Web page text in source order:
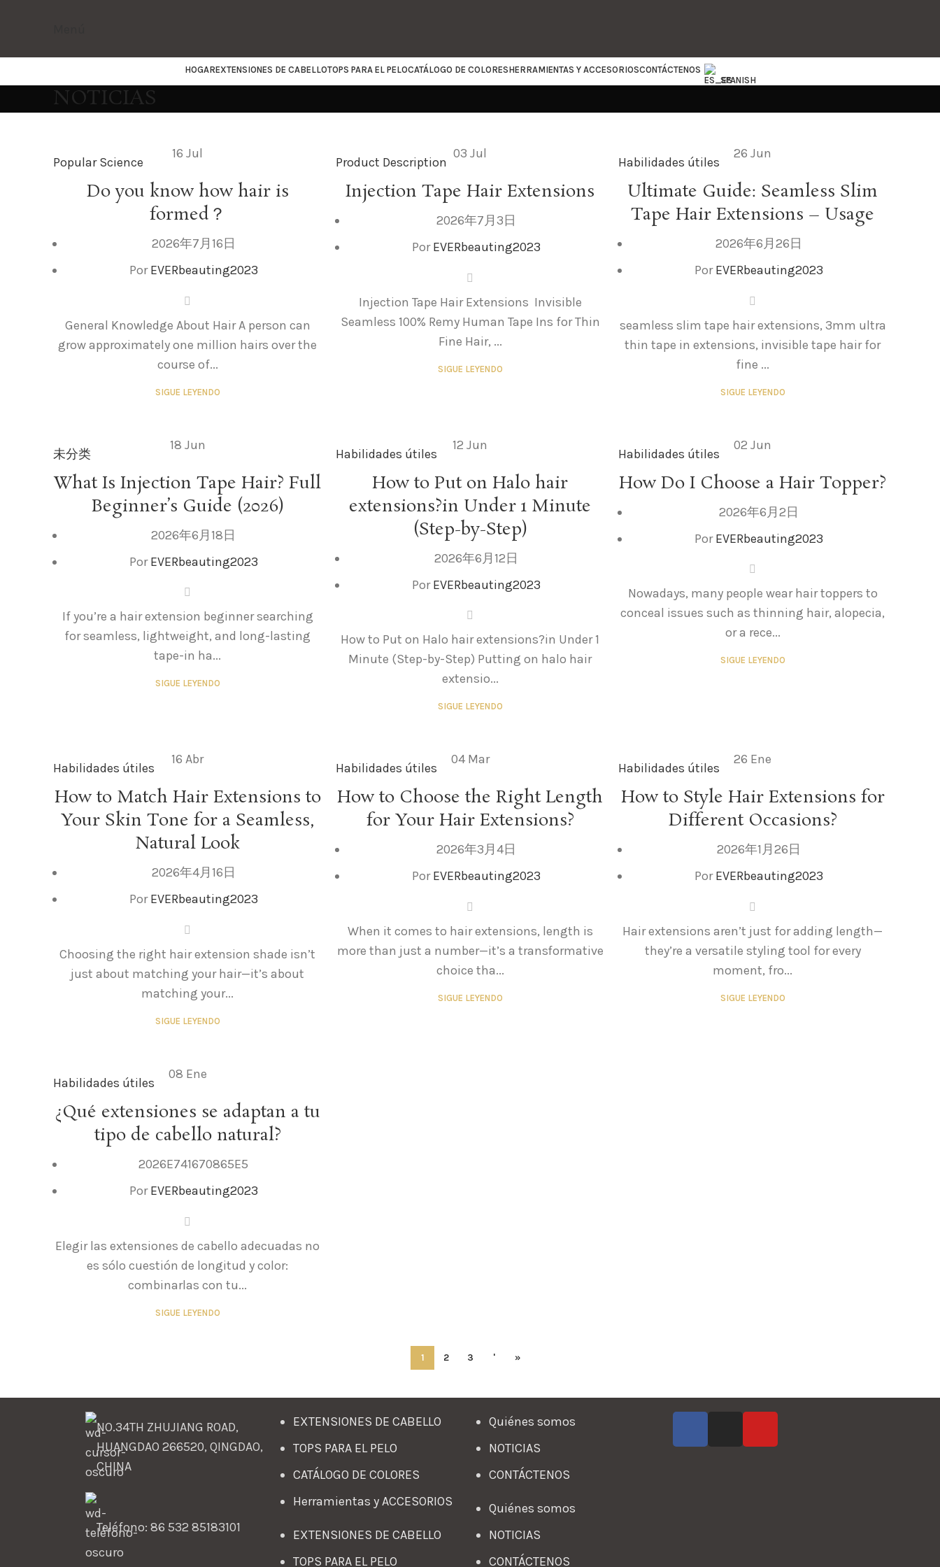
HOGAREXTENSIONES DE CABELLOTOPS PARA EL PELOCATÁLOGO DE COLORESHERRAMIENTAS Y ACCESORIOSCONTÁCTENOS
SPANISH
NOTICIAS
16 Jul
Popular Science
Do you know how hair is
formed？
2026年7月16日
Por EVERbeauting2023
General Knowledge About Hair A person can
grow approximately one million hairs over the
course of...
SIGUE LEYENDO
03 Jul
Product Description
Injection Tape Hair Extensions
2026年7月3日
Por EVERbeauting2023
Injection Tape Hair Extensions Invisible
Seamless 100% Remy Human Tape Ins for Thin
Fine Hair, ...
SIGUE LEYENDO
26 Jun
Habilidades útiles
Ultimate Guide: Seamless Slim
Tape Hair Extensions – Usage
2026年6月26日
Por EVERbeauting2023
seamless slim tape hair extensions, 3mm ultra
thin tape in extensions, invisible tape hair for
fine ...
SIGUE LEYENDO
18 Jun
未分类
What Is Injection Tape Hair? Full
Beginner’s Guide (2026)
2026年6月18日
Por EVERbeauting2023
If you’re a hair extension beginner searching
for seamless, lightweight, and long-lasting
tape-in ha...
SIGUE LEYENDO
12 Jun
Habilidades útiles
How to Put on Halo hair
extensions?in Under 1 Minute
(Step-by-Step)
2026年6月12日
Por EVERbeauting2023
How to Put on Halo hair extensions?in Under 1
Minute (Step-by-Step) Putting on halo hair
extensio...
SIGUE LEYENDO
02 Jun
Habilidades útiles
How Do I Choose a Hair Topper?
2026年6月2日
Por EVERbeauting2023
Nowadays, many people wear hair toppers to
conceal issues such as thinning hair, alopecia,
or a rece...
SIGUE LEYENDO
16 Abr
Habilidades útiles
How to Match Hair Extensions to
Your Skin Tone for a Seamless,
Natural Look
2026年4月16日
Por EVERbeauting2023
Choosing the right hair extension shade isn’t
just about matching your hair—it’s about
matching your...
SIGUE LEYENDO
04 Mar
Habilidades útiles
How to Choose the Right Length
for Your Hair Extensions?
2026年3月4日
Por EVERbeauting2023
When it comes to hair extensions, length is
more than just a number—it’s a transformative
choice tha...
SIGUE LEYENDO
26 Ene
Habilidades útiles
How to Style Hair Extensions for
Different Occasions?
2026年1月26日
Por EVERbeauting2023
Hair extensions aren’t just for adding length—
they’re a versatile styling tool for every
moment, fro...
SIGUE LEYENDO
08 Ene
Habilidades útiles
¿Qué extensiones se adaptan a tu
tipo de cabello natural?
2026E741670865E5
Por EVERbeauting2023
Elegir las extensiones de cabello adecuadas no
es sólo cuestión de longitud y color:
combinarlas con tu...
SIGUE LEYENDO
1 2 3 ' »
NO.34TH ZHUJIANG ROAD,
HUANGDAO 266520, QINGDAO,
CHINA
Teléfono: 86 532 85183101
EXTENSIONES DE CABELLO
TOPS PARA EL PELO
CATÁLOGO DE COLORES
Herramientas y ACCESORIOS
EXTENSIONES DE CABELLO
TOPS PARA EL PELO
Quiénes somos
NOTICIAS
CONTÁCTENOS
Quiénes somos
NOTICIAS
CONTÁCTENOS